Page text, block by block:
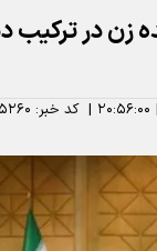
زن در ترکیب
| ۲۰:۵۶:۰۰ | کد خبر: